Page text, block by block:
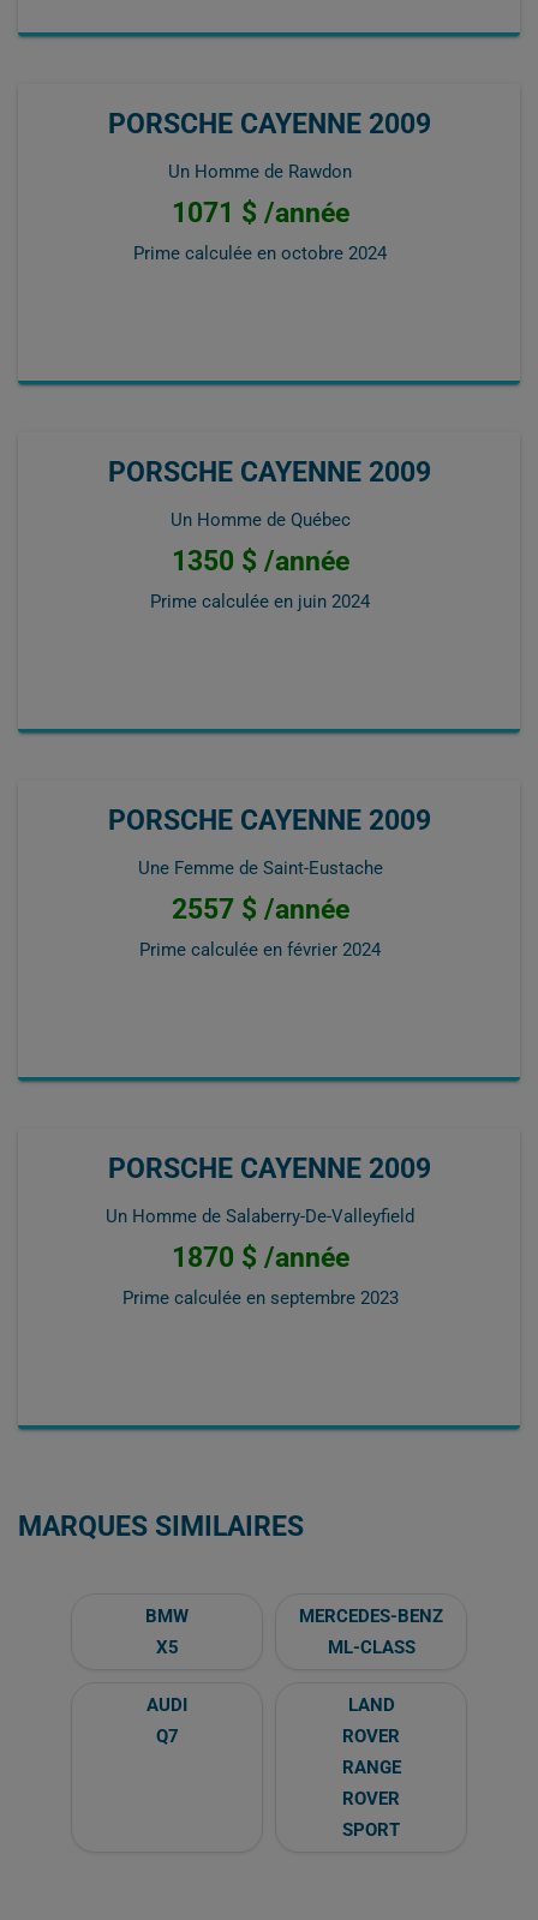
PORSCHE CAYENNE 2009
Un Homme de Rawdon
1071 $ /année
Prime calculée en octobre 2024
PORSCHE CAYENNE 2009
Un Homme de Québec
1350 $ /année
Prime calculée en juin 2024
PORSCHE CAYENNE 2009
Une Femme de Saint-Eustache
2557 $ /année
Prime calculée en février 2024
PORSCHE CAYENNE 2009
Un Homme de Salaberry-De-Valleyfield
1870 $ /année
Prime calculée en septembre 2023
MARQUES SIMILAIRES
BMW
X5
MERCEDES-BENZ
ML-CLASS
AUDI
Q7
LAND
ROVER
RANGE
ROVER
SPORT